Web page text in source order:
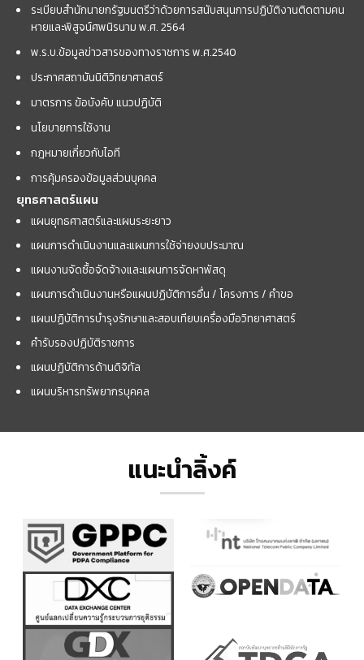
ระเบียบสำนักนายกรัฐมนตรีว่าด้วยการสนับสนุนการปฏิบัติงานติดตามคน
หายและพิสูจน์ศพนิรนาม พ.ศ. 2564
พ.ร.บ.ข้อมูลข่าวสารของทางราชการ พ.ศ.2540
ประกาศสถาบันนิติวิทยาศาสตร์
มาตรการ ข้อบังคับ แนวปฏิบัติ
นโยบายการใช้งาน
กฎหมายเกี่ยวกับไอที
การคุ้มครองข้อมูลส่วนบุคคล
ยุทธศาสตร์แผน
แผนยุทธศาสตร์และแผนระยะยาว
แผนการดำเนินงานและแผนการใช้จ่ายงบประมาณ
แผนงานจัดซื้อจัดจ้างและแผนการจัดหาพัสดุ
แผนการดำเนินงานหรือแผนปฏิบัติการอื่น / โครงการ / คำขอ
แผนปฏิบัติการบำรุงรักษาและสอบเทียบเครื่องมือวิทยาศาสตร์
คำรับรองปฏิบัติราชการ
แผนปฏิบัติการด้านดิจิทัล
แผนบริหารทรัพยากรบุคคล
แนะนำลิ้งค์